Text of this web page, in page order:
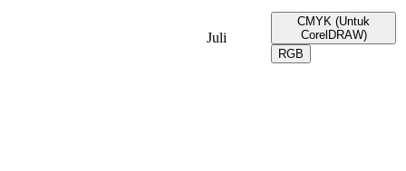
Juli
CMYK (Untuk
CorelDRAW)
RGB